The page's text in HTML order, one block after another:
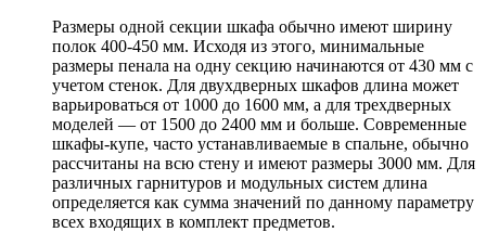
Размеры одной секции шкафа обычно имеют ширину
полок 400-450 мм. Исходя из этого, минимальные
размеры пенала на одну секцию начинаются от 430 мм с
учетом стенок. Для двухдверных шкафов длина может
варьироваться от 1000 до 1600 мм, а для трехдверных
моделей — от 1500 до 2400 мм и больше. Современные
шкафы-купе, часто устанавливаемые в спальне, обычно
рассчитаны на всю стену и имеют размеры 3000 мм. Для
различных гарнитуров и модульных систем длина
определяется как сумма значений по данному параметру
всех входящих в комплект предметов.